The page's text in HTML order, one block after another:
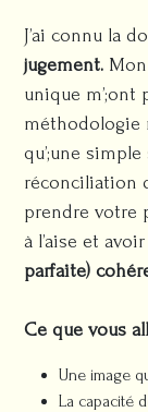
J’ai connu la
jugement.
unique m’;ont
méthodologie
qu’;une
réconciliation
prendre votre
à l’aise et avoir
parfaite)
Ce que vous
Une image
La capacité